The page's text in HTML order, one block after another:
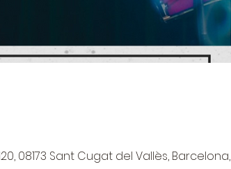
08173 Sant Cugat del Vallès, Barcelona,